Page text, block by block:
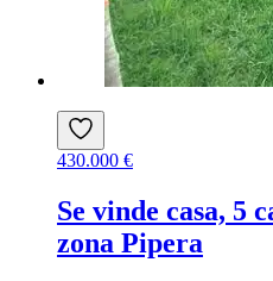
430.000 €
Se vinde casa, 5
zona Pipera